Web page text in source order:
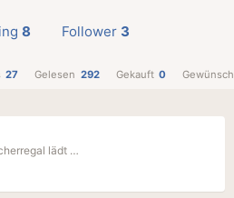
8 Follower 3
27 Gelesen 292 Gekauft 0
lädt …